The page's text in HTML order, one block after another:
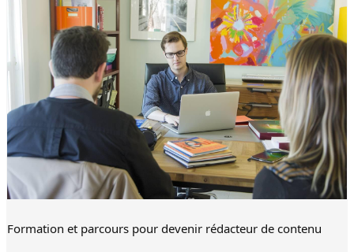
Formation et parcours pour devenir rédacteur de contenu